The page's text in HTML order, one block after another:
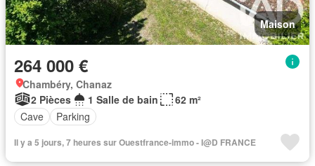
Maison
264 000 €
Chambéry, Chanaz
2 Pièces
1 Salle de bain
62 m²
Cave
Parking
Il y a 5 jours, 7 heures sur Ouestfrance-immo - I@D FRANCE